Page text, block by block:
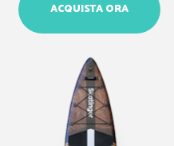
ACQUISTA ORA